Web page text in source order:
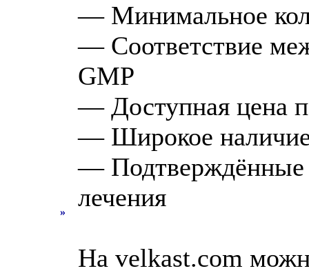
»
— Минимальное
— Соответствие
GMP
— Доступная цена
— Широкое наличие
— Подтверждённые
лечения
На velkast.com